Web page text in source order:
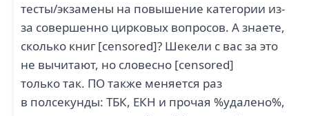
тесты/экзамены на повышение категории из-
за совершенно цирковых вопросов. А знаете,
сколько книг [censored]? Шекели с вас за это
не вычитают, но словесно [censored]
только так. ПО также меняется раз
в полсекунды: ТБК, ЕКН и прочая %удалено%,